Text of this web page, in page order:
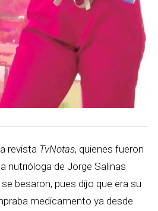
revista TvNotas, quienes fueron
nutrióloga de Jorge Salinas
besaron, pues dijo que era su
medicamento ya desde